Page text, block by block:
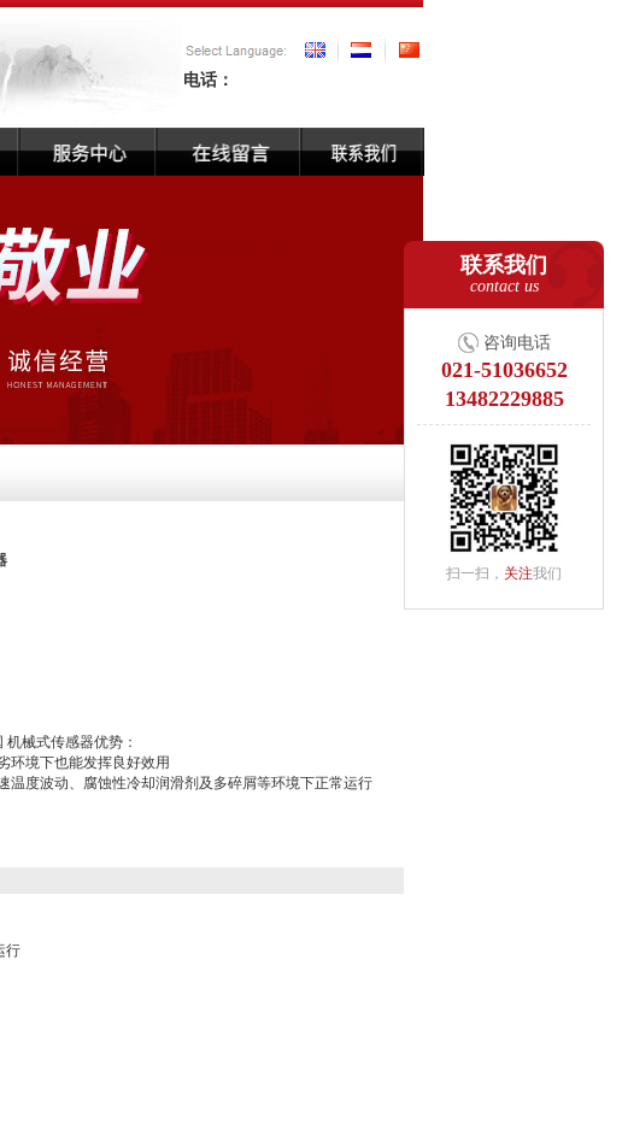
电话：
联系我们
contact us
咨询电话
021-51036652
13482229885
扫一扫， 关注我们
械式传感器优势：
环境下也能发挥良好效用
温度波动、腐蚀性冷却润滑剂及多碎屑等环境下正常运行
行